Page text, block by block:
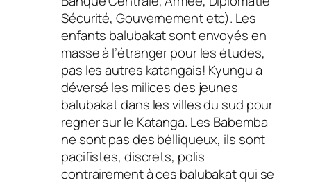
Sécurité, Gouvernement etc). Les
enfants balubakat sont envoyés en
masse à l’étranger pour les études,
pas les autres katangais! Kyungu a
déversé les milices des jeunes
balubakat dans les villes du sud pour
regner sur le Katanga. Les Babemba
ne sont pas des bélliqueux, ils sont
pacifistes, discrets, polis
contrairement à ces balubakat qui se